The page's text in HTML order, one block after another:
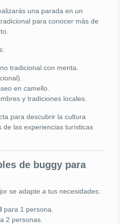
una parada en un
para conocer más de
tradicional con menta.
en camello.
y tradiciones locales.
para descubrir la cultura
de las experiencias turísticas
de buggy para
se adapte a tus necesidades:
para 1 persona.
2 personas.